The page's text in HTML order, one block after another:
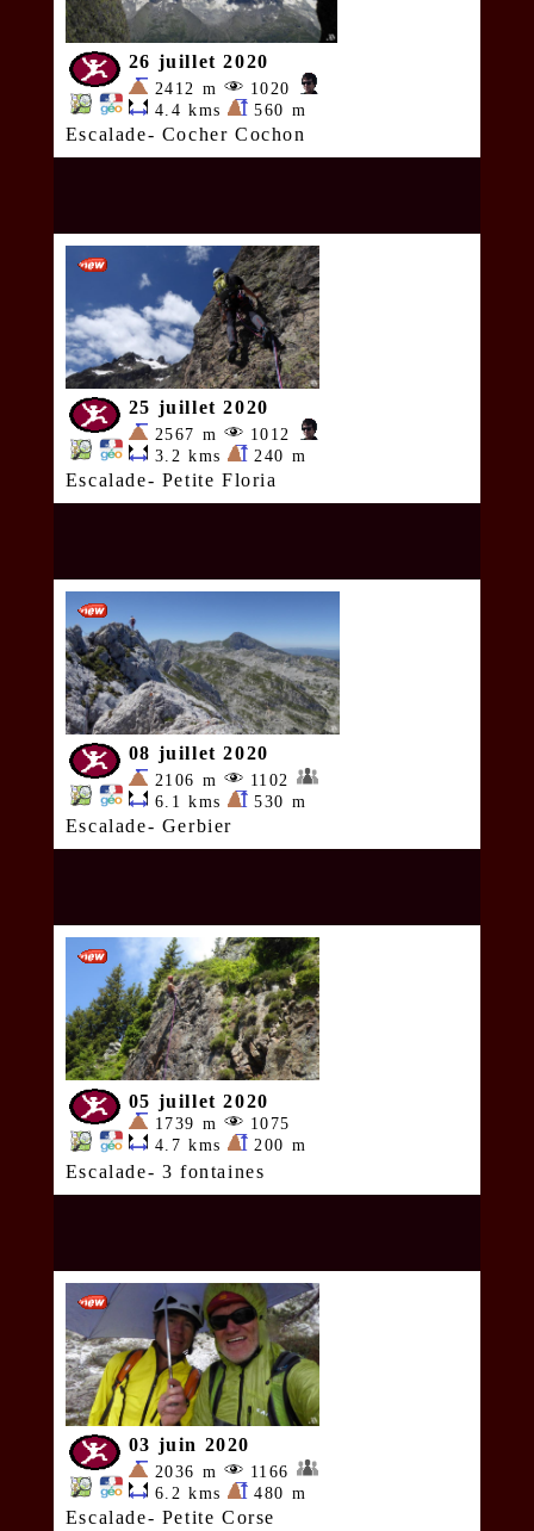
26 juillet 2020
2412 m
1020
4.4 kms
560 m
Escalade- Cocher Cochon
25 juillet 2020
2567 m
1012
3.2 kms
240 m
Escalade- Petite Floria
08 juillet 2020
2106 m
1102
6.1 kms
530 m
Escalade- Gerbier
05 juillet 2020
1739 m
1075
4.7 kms
200 m
Escalade- 3 fontaines
03 juin 2020
2036 m
1166
6.2 kms
480 m
Escalade- Petite Corse